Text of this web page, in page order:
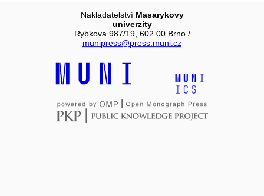
Nakladatelství Masarykovy
univerzity
Rybkova 987/19, 602 00 Brno /
munipress@press.muni.cz